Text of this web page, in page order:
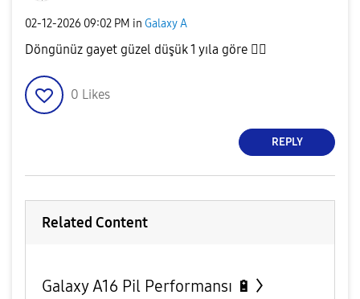
‎02-12-2026 09:02 PM in Galaxy A
Döngünüz gayet güzel düşük 1 yıla göre 👍🏿
0 Likes
REPLY
Related Content
Galaxy A16 Pil Performansı 🔋